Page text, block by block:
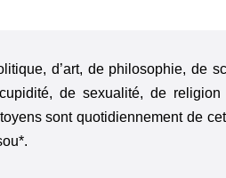
d’art, de philosophie, de
de sexualité, de
sont quotidiennement de